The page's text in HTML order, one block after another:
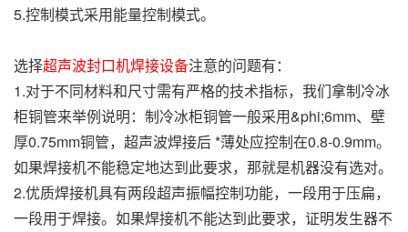
5.控制模式采用能量控制模式。
选择超声波封口机焊接设备注意的问题有：
1.对于不同材料和尺寸需有严格的技术指标，我们拿制冷冰
柜铜管来举例说明：制冷冰柜铜管一般采用&phi;6mm、壁
厚0.75mm铜管，超声波焊接后 *薄处应控制在0.8-0.9mm。
如果焊接机不能稳定地达到此要求，那就是机器没有选对。
2.优质焊接机具有两段超声振幅控制功能，一段用于压扁，
一段用于焊接。如果焊接机不能达到此要求，证明发生器不